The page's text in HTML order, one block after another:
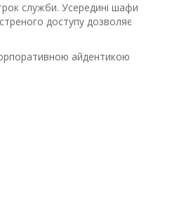
служби. Усередині шафи
доступу дозволяє
айдентикою